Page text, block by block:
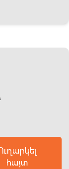
հայտ